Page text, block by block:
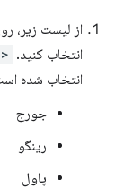
از لیست زیر،
انتخاب کنید. <li>Ringo</li>
انتخاب شده
جورج
رینگو
پاول